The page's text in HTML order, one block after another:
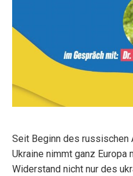
Seit Beginn des
Ukraine nimmt ganz
Widerstand nicht nur des